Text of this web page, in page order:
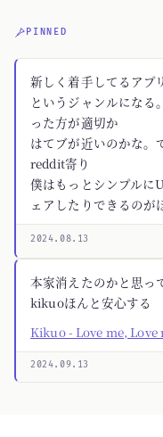
PINNED
新しく着手してるア
というジャンルにな
った方が適切か
はてブが近いのかな。
reddit寄り
僕はもっとシンプルに
ェアしたりできるのが
2024.08.13
本家消えたのかと思っ
kikuoほんと安心する
Kikuo - Love me, Love
2024.09.13